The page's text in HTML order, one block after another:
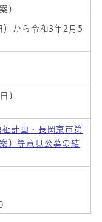
）
）から令和3年2月5
）
計画・長岡京市第
）等意見公募の結